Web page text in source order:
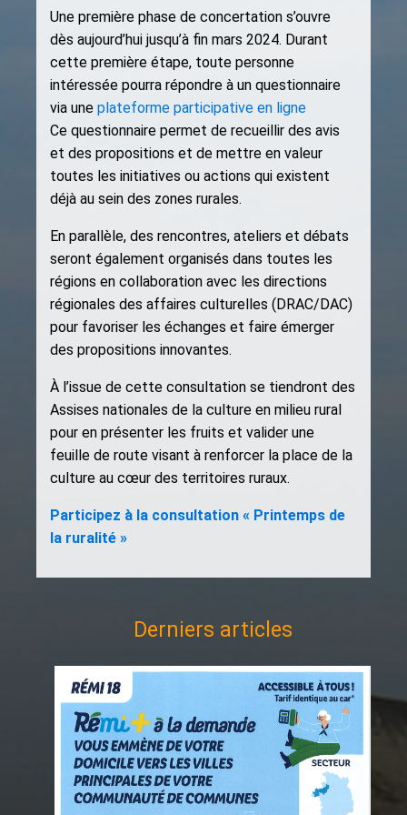
Une première phase de concertation s’ouvre
dès aujourd’hui jusqu’à fin mars 2024. Durant
cette première étape, toute personne
intéressée pourra répondre à un questionnaire
via une plateforme participative en ligne
Ce questionnaire permet de recueillir des avis
et des propositions et de mettre en valeur
toutes les initiatives ou actions qui existent
déjà au sein des zones rurales.
En parallèle, des rencontres, ateliers et débats
seront également organisés dans toutes les
régions en collaboration avec les directions
régionales des affaires culturelles (DRAC/DAC)
pour favoriser les échanges et faire émerger
des propositions innovantes.
À l’issue de cette consultation se tiendront des
Assises nationales de la culture en milieu rural
pour en présenter les fruits et valider une
feuille de route visant à renforcer la place de la
culture au cœur des territoires ruraux.
Participez à la consultation « Printemps de
la ruralité »
Derniers articles